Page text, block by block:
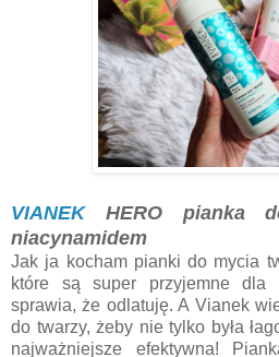
VIANEKHERO pianka
niacynamidem
Jak ja kocham pianki do mycia
które są super przyjemne dla
sprawia, że odlatuję. A Vianek
do twarzy, żeby nie tylko była
najważniejsze efektywna!